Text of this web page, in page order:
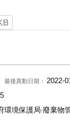
最後異動日期： 2022-
環境保護局‧廢棄物